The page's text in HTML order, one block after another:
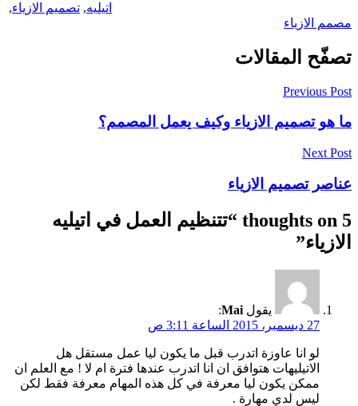
اتيليه, تصميم الازياء,
مصمم الازياء
تصفّح المقالات
Previous Post
ما هو تصميم الازياء وكيف يعمل المصمم؟
Next Post
عناصر تصميم الازياء
5 thoughts on “
تتنظيم العمل في اتيليه
الازياء”
يقول Mai
:
27 ديسمبر، 2015 الساعة 3:11 ص
لو انا عاوزة اتدرب قبل ما يكون ليا عمل مستقل هل
الاتيليهات هتوافق ان انا اتدرب عندها فترة ام لا ! مع العلم ان
ممكن يكون ليا معرفة في كل هذه المهام معرفة فقط لكن
ليس لدي مهارة .